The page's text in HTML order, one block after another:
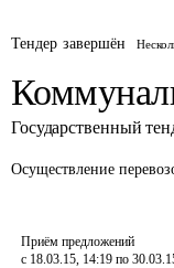
Тендер завершён
Государственный
Осуществление
Приём предложений
с 18.03.15, 14:19 по